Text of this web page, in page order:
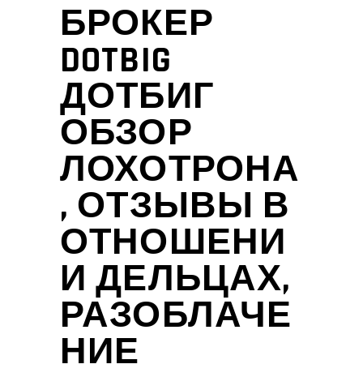
БРОКЕР
DOTBIG
ДОТБИГ
ОБЗОР
ЛОХОТРОНА
, ОТЗЫВЫ В
ОТНОШЕНИ
И ДЕЛЬЦАХ,
РАЗОБЛАЧЕ
НИЕ